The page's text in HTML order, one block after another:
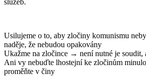
Usilujeme o to, aby zločiny komunismu
naděje, že nebudou opakovány
Ukažme na zločince → není nutné je soudit,
Ani vy nebuďte lhostejní ke zločinům
proměňte v činy